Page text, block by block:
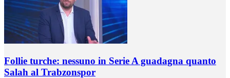
Follie turche: nessuno in Serie A guadagna quanto
Salah al Trabzonspor